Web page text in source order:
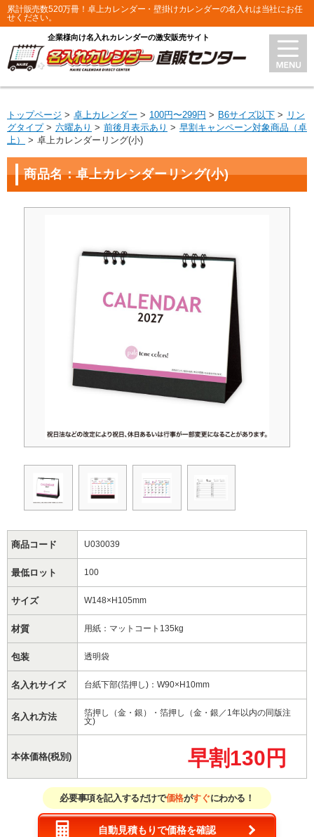
累計販売数520万冊！卓上カレンダー・壁掛けカレンダーの名入れは当社にお任
せください。
企業様向け名入れカレンダーの激安販売サイト
トップページ 卓上カレンダー 100円〜299円 B6サイズ以下
リン
グタイプ
六曜あり 前後月表示あり
早割キャンペーン対象商品（卓
上）
卓上カレンダーリング(小)
商品名：卓上カレンダーリング(小)
商品コード U030039
最低ロット 100
サイズ W148×H105mm
材質 用紙：マットコート135kg
包装 透明袋
名入れサイズ 台紙下部(箔押し)：W90×H10mm
名入れ方法
箔押し（金・銀）・箔押し（金・銀／1年以内の同版注
文)
本体価格(税別) 早割130円
必要事項を記入するだけで価格がすぐにわかる！
自動見積もりで価格を確認